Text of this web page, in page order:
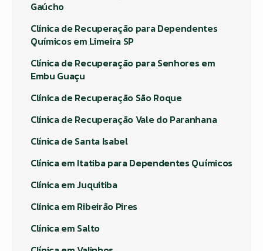
Gaúcho
Clínica de Recuperação para Dependentes
Químicos em Limeira SP
Clínica de Recuperação para Senhores em
Embu Guaçu
Clínica de Recuperação São Roque
Clínica de Recuperação Vale do Paranhana
Clínica de Santa Isabel
Clínica em Itatiba para Dependentes Químicos
Clínica em Juquitiba
Clínica em Ribeirão Pires
Clínica em Salto